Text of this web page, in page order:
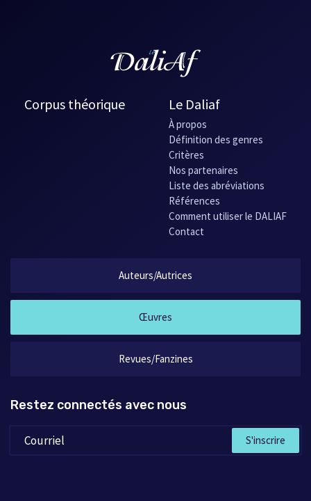
Corpus théorique Le Daliaf
À propos
Définition des genres
Critères
Nos partenaires
Liste des abréviations
Références
Comment utiliser le DALIAF
Contact
Auteurs/Autrices
Œuvres
Revues/Fanzines
Restez connectés avec nous
S'inscrire